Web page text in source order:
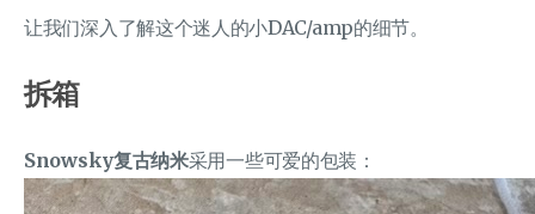
让我们深入了解这个迷人的小DAC/amp的细节。
拆箱
Snowsky复古纳米采用一些可爱的包装：